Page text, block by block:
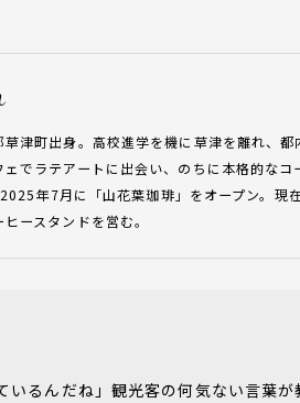
草津町出身。高校進学を機に草津を離れ、
ェでラテアートに出会い、のちに本格的な
年7月に「山花葉珈琲」をオープン。現
ースタンドを営む。
いるんだね」観光客の何気ない言葉